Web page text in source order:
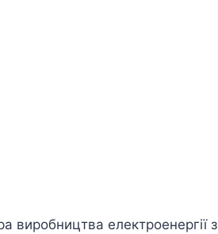
виробництва електроенергії з